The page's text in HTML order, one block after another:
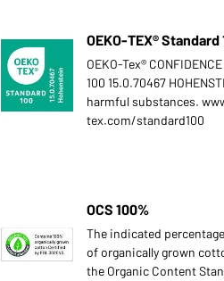
OEKO-TEX®
OEKO-Tex®
100 15.0.70467
harmful substances.
tex.com/standard100
OCS 100%
The indicated
of organically grown
the Organic Content